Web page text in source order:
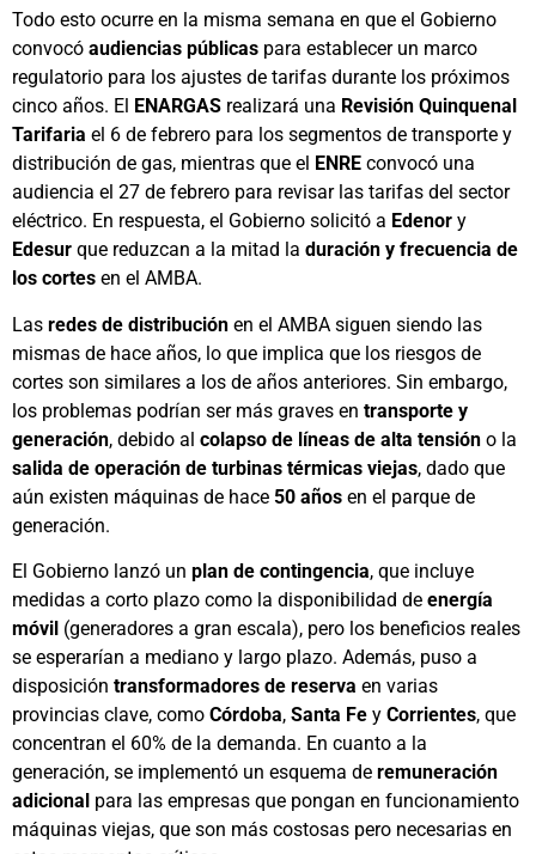
Todo esto ocurre en la misma semana en que el Gobierno
convocó audiencias públicas para establecer un marco
regulatorio para los ajustes de tarifas durante los próximos
cinco años. El ENARGAS realizará una Revisión Quinquenal
Tarifaria el 6 de febrero para los segmentos de transporte y
distribución de gas, mientras que el ENRE convocó una
audiencia el 27 de febrero para revisar las tarifas del sector
eléctrico. En respuesta, el Gobierno solicitó a Edenor y
Edesur que reduzcan a la mitad la duración y frecuencia de
los cortes en el AMBA.
Las redes de distribución en el AMBA siguen siendo las
mismas de hace años, lo que implica que los riesgos de
cortes son similares a los de años anteriores. Sin embargo,
los problemas podrían ser más graves en transporte y
generación, debido al colapso de líneas de alta tensión o la
salida de operación de turbinas térmicas viejas, dado que
aún existen máquinas de hace 50 años en el parque de
generación.
El Gobierno lanzó un plan de contingencia, que incluye
medidas a corto plazo como la disponibilidad de energía
móvil (generadores a gran escala), pero los beneficios reales
se esperarían a mediano y largo plazo. Además, puso a
disposición transformadores de reserva en varias
provincias clave, como Córdoba, Santa Fe y Corrientes, que
concentran el 60% de la demanda. En cuanto a la
generación, se implementó un esquema de remuneración
adicional para las empresas que pongan en funcionamiento
máquinas viejas, que son más costosas pero necesarias en